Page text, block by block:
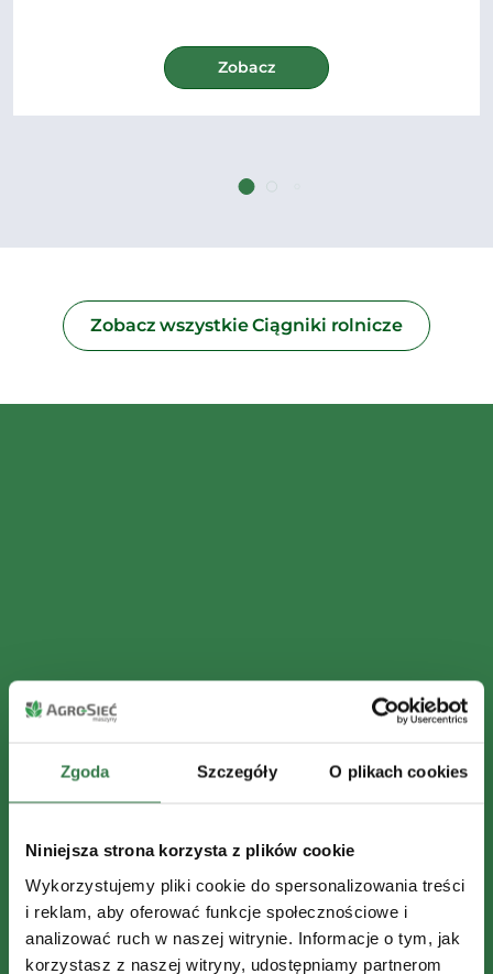
Zgoda Szczegóły O plikach cookies
Niniejsza strona korzysta z plików cookie
Wykorzystujemy pliki cookie do spersonalizowania treści
i reklam, aby oferować funkcje społecznościowe i
analizować ruch w naszej witrynie. Informacje o tym, jak
korzystasz z naszej witryny, udostępniamy partnerom
Zobacz
Zobacz wszystkie Ciągniki rolnicze